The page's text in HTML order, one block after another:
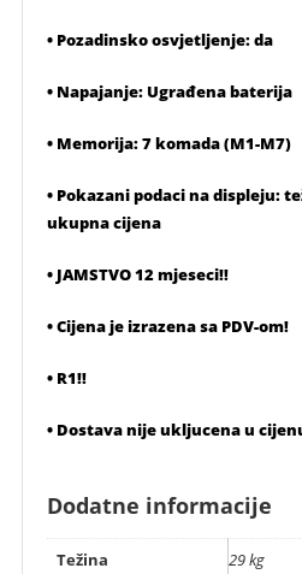
• Pozadinsko osvjetljenje: da
• Napajanje: Ugrađena baterija
• Memorija: 7 komada (M1-M7)
• Pokazani podaci na displeju:
ukupna cijena
• JAMSTVO 12 mjeseci!!
• Cijena je izrazena sa PDV-om!
• R1!!
• Dostava nije ukljucena u
Dodatne informacije
Težina 29 kg